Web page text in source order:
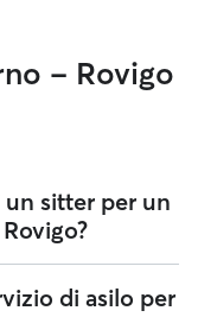
- Rovigo
sitter per un
le proprie tariffe.
servizio di pet sitting
di asilo per